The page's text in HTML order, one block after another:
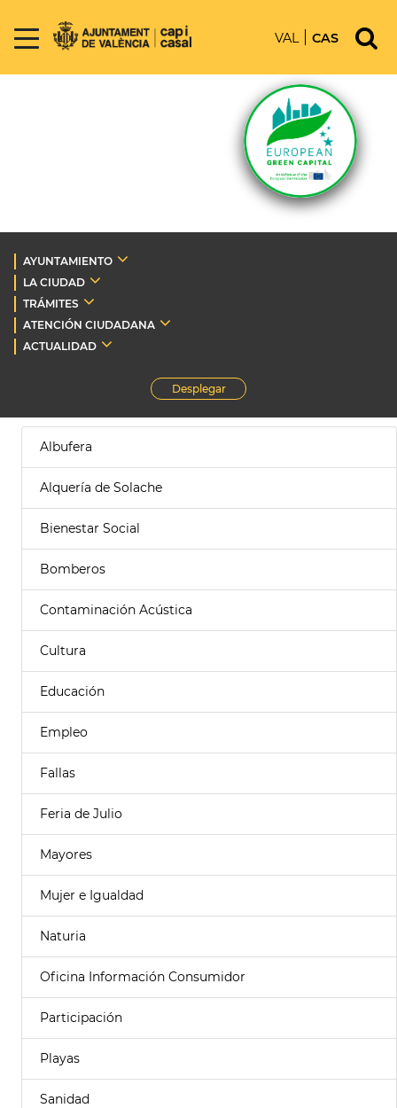
VAL CAS
AYUNTAMIENTO
LA CIUDAD
TRÁMITES
ATENCIÓN CIUDADANA
ACTUALIDAD
Desplegar
Albufera
Alquería de Solache
Bienestar Social
Bomberos
Contaminación Acústica
Cultura
Educación
Empleo
Fallas
Feria de Julio
Mayores
Mujer e Igualdad
Naturia
Oficina Información Consumidor
Participación
Playas
Sanidad